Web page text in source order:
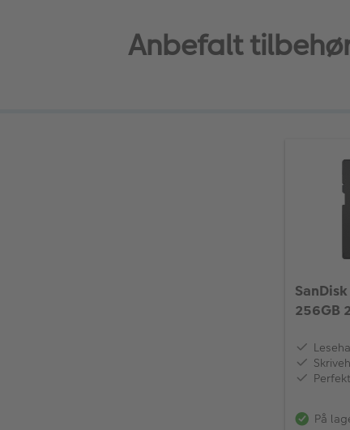
Anbefalt
256GB
På